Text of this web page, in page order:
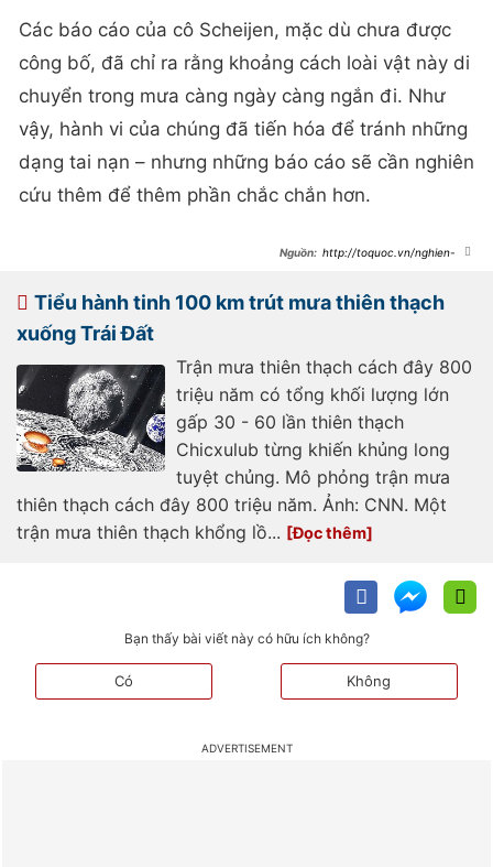
Các báo cáo của cô Scheijen, mặc dù chưa được
công bố, đã chỉ ra rằng khoảng cách loài vật này di
chuyển trong mưa càng ngày càng ngắn đi. Như
vậy, hành vi của chúng đã tiến hóa để tránh những
dạng tai nạn – nhưng những báo cáo sẽ cần nghiên
cứu thêm để thêm phần chắc chắn hơn.
http://toquoc.vn/nghien-
cao-keu-22020219104031759.htm
Tiểu hành tinh 100 km trút mưa thiên thạch
xuống Trái Đất
Trận mưa thiên thạch cách đây 800
triệu năm có tổng khối lượng lớn
gấp 30 - 60 lần thiên thạch
Chicxulub từng khiến khủng long
tuyệt chủng. Mô phỏng trận mưa
thiên thạch cách đây 800 triệu năm. Ảnh: CNN. Một
trận mưa thiên thạch khổng lồ...
Bạn thấy bài viết này có hữu ích không?
Có Không